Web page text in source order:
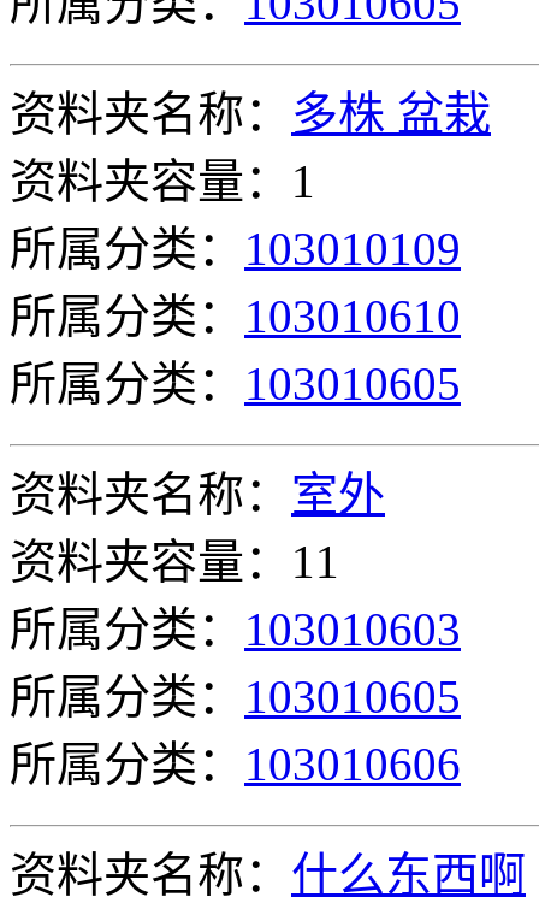
资料夹名称： 多株 盆栽
资料夹容量：1
所属分类： 103010109
所属分类： 103010610
所属分类： 103010605
资料夹名称： 室外
资料夹容量：11
所属分类： 103010603
所属分类： 103010605
所属分类： 103010606
资料夹名称： 什么东西啊